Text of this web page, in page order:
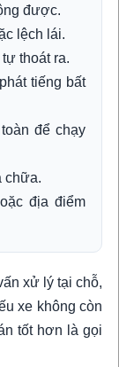
được.
lệch lái.
thoát ra.
tiếng bất
để chạy
chữa.
địa điểm
xử lý tại chỗ,
xe không còn
tốt hơn là gọi